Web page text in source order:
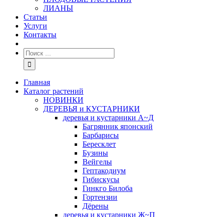
ЛИАНЫ
Статьи
Услуги
Контакты
Главная
Каталог растений
НОВИНКИ
ДЕРЕВЬЯ и КУСТАРНИКИ
деревья и кустарники А~Д
Багрянник японский
Барбарисы
Бересклет
Бузины
Вейгелы
Гептакодиум
Гибискусы
Гинкго Билоба
Гортензии
Дёрены
деревья и кустарники Ж~П